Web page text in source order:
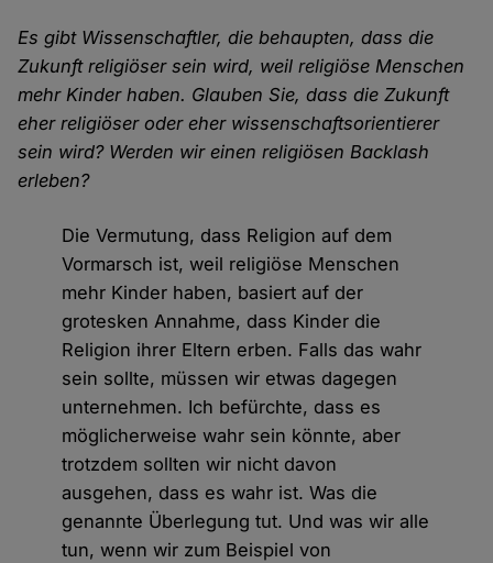
Es gibt Wissenschaftler, die behaupten, dass die
Zukunft religiöser sein wird, weil religiöse Menschen
mehr Kinder haben. Glauben Sie, dass die Zukunft
eher religiöser oder eher wissenschaftsorientierer
sein wird? Werden wir einen religiösen Backlash
erleben?
Die Vermutung, dass Religion auf dem
Vormarsch ist, weil religiöse Menschen
mehr Kinder haben, basiert auf der
grotesken Annahme, dass Kinder die
Religion ihrer Eltern erben. Falls das wahr
sein sollte, müssen wir etwas dagegen
unternehmen. Ich befürchte, dass es
möglicherweise wahr sein könnte, aber
trotzdem sollten wir nicht davon
ausgehen, dass es wahr ist. Was die
genannte Überlegung tut. Und was wir alle
tun, wenn wir zum Beispiel von